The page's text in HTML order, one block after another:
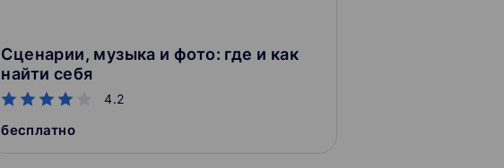
Сценарии, музыка и фото: где и как
найти себя
4.2
бесплатно